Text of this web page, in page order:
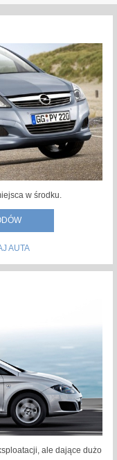
w środku.
AUTA
ale dające dużo